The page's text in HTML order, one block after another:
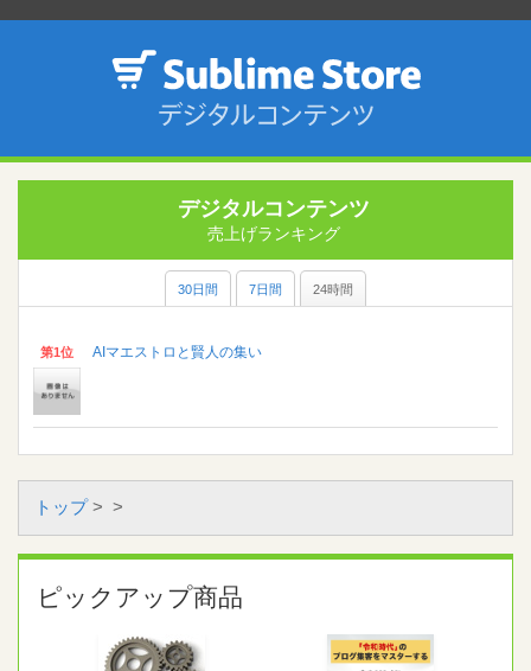
デジタルコンテンツ
売上げランキング
30日間 7日間 24時間
第1位 AIマエストロと賢人の集い
トップ> >
ピックアップ商品